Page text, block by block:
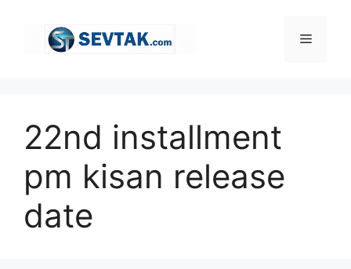
Menu
22nd installment
pm kisan release
date